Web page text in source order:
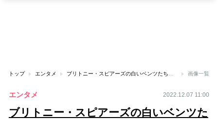
トップ エンタメ 画像一覧
エンタメ 2022.12.07 11:00
ブリトニー・スピアーズの白いベンツた